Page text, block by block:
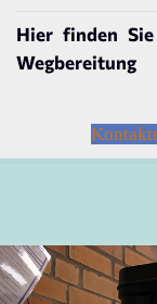
Hier finden
Wegbereitung